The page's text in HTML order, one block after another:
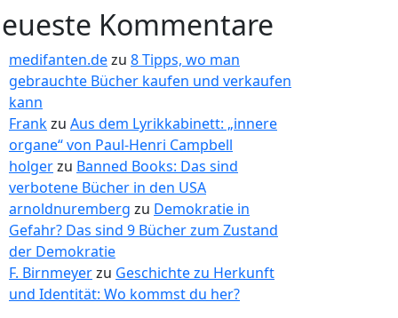
Kommentare
medifanten.dezu 8 Tipps, wo man
gebrauchte Bücher kaufen und verkaufen
kann
Frankzu Aus dem Lyrikkabinett: „innere
organe“ von Paul-Henri Campbell
holgerzu Banned Books: Das sind
verbotene Bücher in den USA
arnoldnuremberg zu Demokratie in
Gefahr? Das sind 9 Bücher zum Zustand
der Demokratie
F. Birnmeyerzu Geschichte zu Herkunft
und Identität: Wo kommst du her?